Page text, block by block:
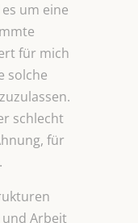
um eine
für mich
solche
schlecht
für
Arbeit